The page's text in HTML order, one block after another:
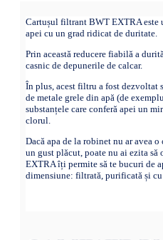
Cartușul filtrant BWT EXTRA este
apei cu un grad ridicat de duritate.
Prin această reducere fiabilă a
casnic de depunerile de calcar.
În plus, acest filtru a fost dezvoltat
de metale grele din apă (de
substanțele care conferă apei un
clorul.
Dacă apa de la robinet nu ar avea
un gust plăcut, poate nu ai ezita
EXTRA îți permite să te bucuri de
dimensiune: filtrată, purificată și